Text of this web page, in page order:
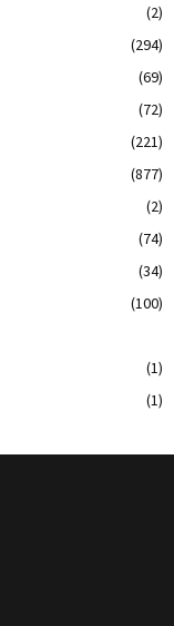
(2)
(294)
(69)
(72)
(221)
(877)
(2)
(74)
(34)
(100)
(1)
(1)